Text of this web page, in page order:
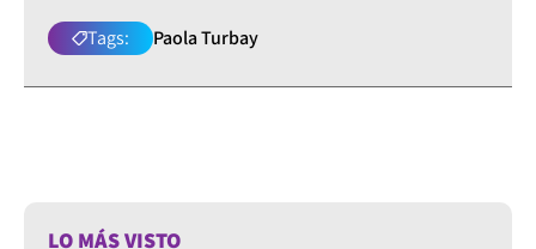
Tags: Paola Turbay
LO MÁS VISTO